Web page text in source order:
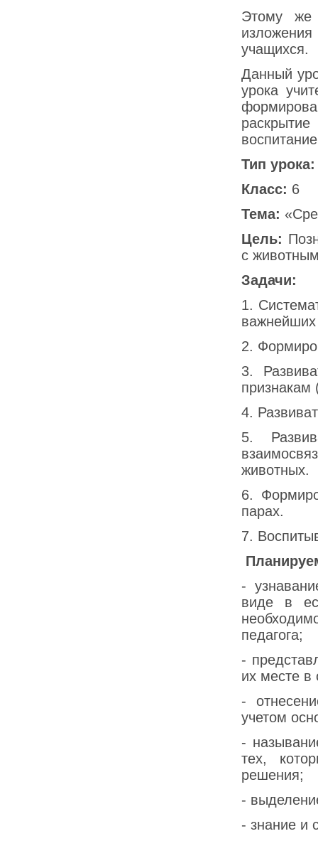
Этому же
учащихся.
Данный
урока
Тип урока:
Класс: 6
Тема:
Цель:
с
Задачи:
1.
важнейших
2.
3.
признакам
4.
5.
животных.
6.
парах.
7.
-
виде в
педагога;
-
их месте
-
учетом
-
тех,
решения;
-
- знание и